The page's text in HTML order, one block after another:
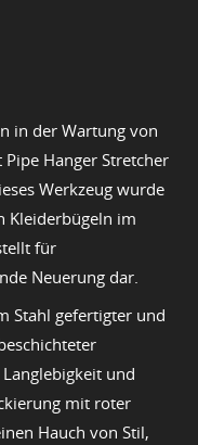
in der Wartung von
Hanger Stretcher
Werkzeug wurde
Kleiderbügeln im
für
Neuerung dar.
Stahl gefertigter und
und
mit roter
Hauch von Stil,